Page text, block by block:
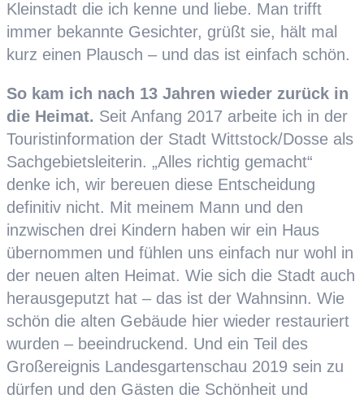
Kleinstadt die ich kenne und liebe. Man trifft
immer bekannte Gesichter, grüßt sie, hält mal
kurz einen Plausch – und das ist einfach schön.
So kam ich nach 13 Jahren wieder zurück in
die Heimat. Seit Anfang 2017 arbeite ich in der
Touristinformation der Stadt Wittstock/Dosse als
Sachgebietsleiterin. „Alles richtig gemacht“
denke ich, wir bereuen diese Entscheidung
definitiv nicht. Mit meinem Mann und den
inzwischen drei Kindern haben wir ein Haus
übernommen und fühlen uns einfach nur wohl in
der neuen alten Heimat. Wie sich die Stadt auch
herausgeputzt hat – das ist der Wahnsinn. Wie
schön die alten Gebäude hier wieder restauriert
wurden – beeindruckend. Und ein Teil des
Großereignis Landesgartenschau 2019 sein zu
dürfen und den Gästen die Schönheit und